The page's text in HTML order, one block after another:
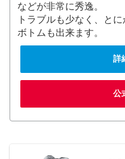
などが非常に秀逸。
トラブルも少なく、と
ボトムも出来ます。
詳
公